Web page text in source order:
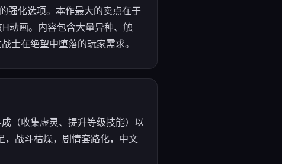
强化选项。本作最大的卖点在于
动画。内容包含大量异种、触
士在绝望中堕落的玩家需求。
（收集虚灵、提升等级技能）以
，战斗枯燥，剧情套路化，中文